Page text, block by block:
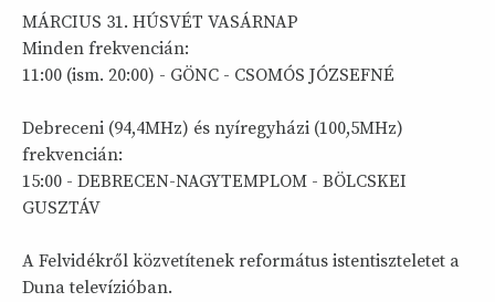
MÁRCIUS 31. HÚSVÉT VASÁRNAP
Minden frekvencián:
11:00 (ism. 20:00) - GÖNC - CSOMÓS JÓZSEFNÉ
Debreceni (94,4MHz) és nyíregyházi (100,5MHz)
frekvencián:
15:00 - DEBRECEN-NAGYTEMPLOM - BÖLCSKEI
GUSZTÁV
A Felvidékről közvetítenek református istentiszteletet a
Duna televízióban.